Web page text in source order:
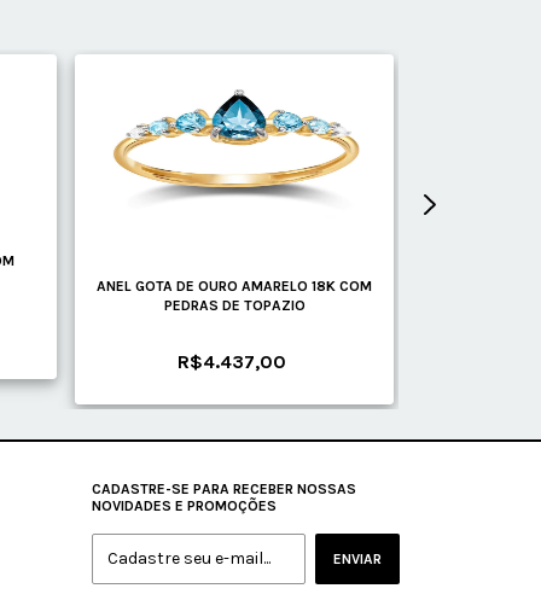
ANEL GOTA DE OURO AMARELO 18K COM
PEDRAS DE TOPAZIO
R$4.437,00
CADASTRE-SE PARA RECEBER NOSSAS
NOVIDADES E PROMOÇÕES